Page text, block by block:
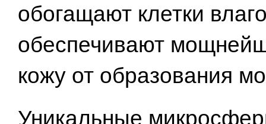
обогащают клетки
обеспечивают
кожу от образования
Уникальные